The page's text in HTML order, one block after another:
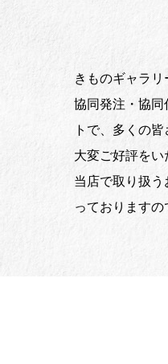
きものギャラ
協同発注・協
トで、多くの
大変ご好評をい
当店で取り扱
っております